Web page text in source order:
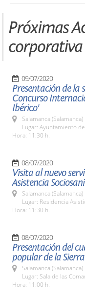
Próximas
corporativa
09/07/2020
Presentación de la
Concurso
Ibérico'
Salamanca (Salamanca)
Lugar: Ayuntamiento
Hora: 11:30 h.
08/07/2020
Visita al nuevo
Asistencia
Salamanca (Salamanca)
Lugar: Residencia
Hora: 11:30 h.
08/07/2020
Presentación del
popular de la
Salamanca (Salamanca)
Lugar: Sala de las
Hora: 11:00 h.